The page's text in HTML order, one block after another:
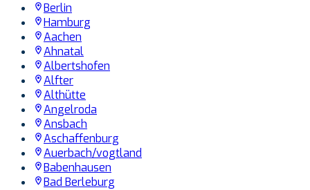
Berlin
Hamburg
Aachen
Ahnatal
Albertshofen
Alfter
Althütte
Angelroda
Ansbach
Aschaffenburg
Auerbach/vogtland
Babenhausen
Bad Berleburg